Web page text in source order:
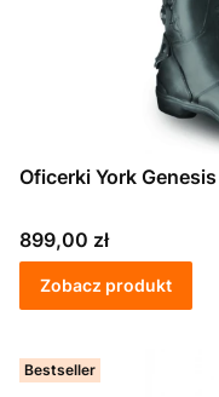
Oficerki York Genesis
Cena
899,00 zł
Zobacz produkt
Bestseller